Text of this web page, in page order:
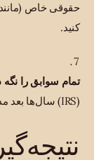
حقوقی خاص
کنید.
تمام سوابق را نگه
(IRS) سال‌ها بعد مدارکی را درخواست کند.